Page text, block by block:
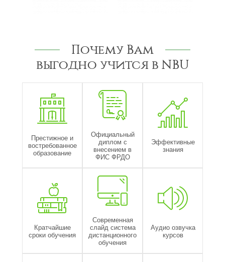
Почему Вам
выгодно учится в NBU
Престижное и
востребованное
образование
Официальный
диплом с
внесением в
ФИС ФРДО
Эффективные
знания
Кратчайшие
сроки обучения
Современная
слайд система
дистанционного
обучения
Аудио озвучка
курсов